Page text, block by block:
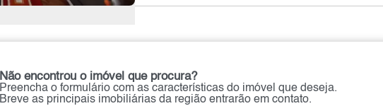
Não encontrou o imóvel que procura?
Preencha o formulário com as características do imóvel que deseja.
Breve as principais imobiliárias da região entrarão em contato.